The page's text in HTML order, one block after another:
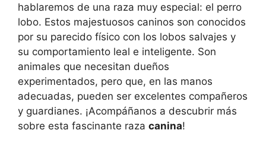
hablaremos de una raza muy especial: el perro
lobo. Estos majestuosos caninos son conocidos
por su parecido físico con los lobos salvajes y
su comportamiento leal e inteligente. Son
animales que necesitan dueños
experimentados, pero que, en las manos
adecuadas, pueden ser excelentes compañeros
y guardianes. ¡Acompáñanos a descubrir más
sobre esta fascinante raza canina!